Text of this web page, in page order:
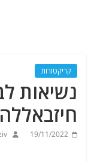
קריקטורות
נשיאות
חיזבאללה
19/11/2022